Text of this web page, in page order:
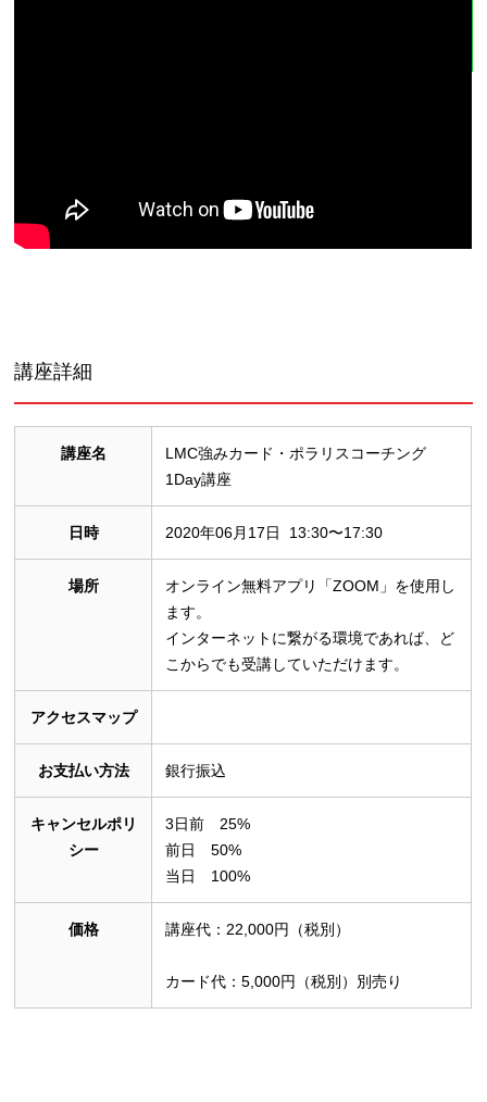
講座詳細
講座名
LMC強みカード・ポラリスコーチング
1Day講座
日時 2020年06月17日 13:30〜17:30
場所
オンライン無料アプリ「ZOOM」を使用し
ます。
インターネットに繋がる環境であれば、ど
こからでも受講していただけます。
アクセスマップ
お支払い方法 銀行振込
キャンセルポリ
シー
3日前 25%
前日 50%
当日 100%
価格 講座代：22,000円（税別）
カード代：5,000円（税別）別売り